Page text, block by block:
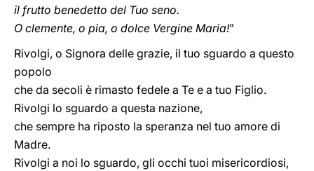
il frutto benedetto del Tuo seno.
O clemente, o pia, o dolce Vergine Maria!"
Rivolgi, o Signora delle grazie, il tuo sguardo a questo
popolo
che da secoli è rimasto fedele a Te e a tuo Figlio.
Rivolgi lo sguardo a questa nazione,
che sempre ha riposto la speranza nel tuo amore di
Madre.
Rivolgi a noi lo sguardo, gli occhi tuoi misericordiosi,